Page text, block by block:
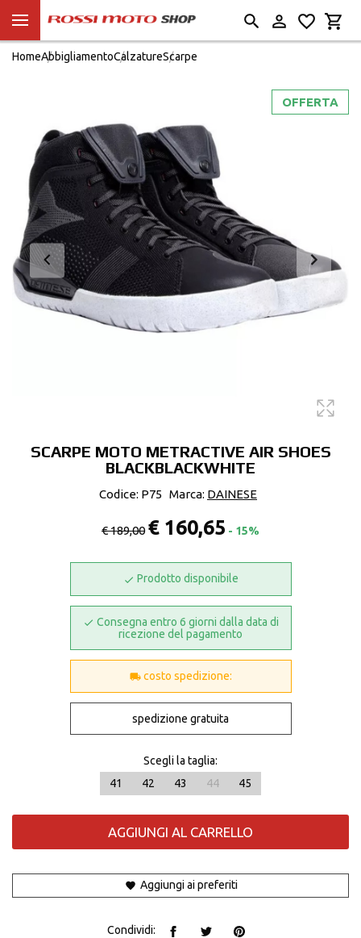
HomeAbbigliamentoCalzatureScarpe
OFFERTA
SCARPE MOTO METRACTIVE AIR SHOES
BLACKBLACKWHITE
Codice: P75 Marca: DAINESE
€ 189,00 € 160,65 - 15%
Prodotto disponibile
Consegna entro 6 giorni dalla data di
ricezione del pagamento
costo spedizione:
spedizione gratuita
Scegli la taglia:
41
42 43 44 45
AGGIUNGI AL CARRELLO
Aggiungi ai preferiti
Condividi: